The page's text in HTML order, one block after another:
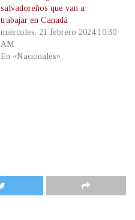
salvadoreños que van a
trabajar en Canadá
miércoles, 21 febrero 2024 10:30
AM
En «Nacionales»